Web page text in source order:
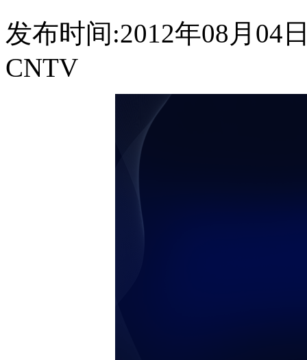
发布时间:2012年08月04
CNTV